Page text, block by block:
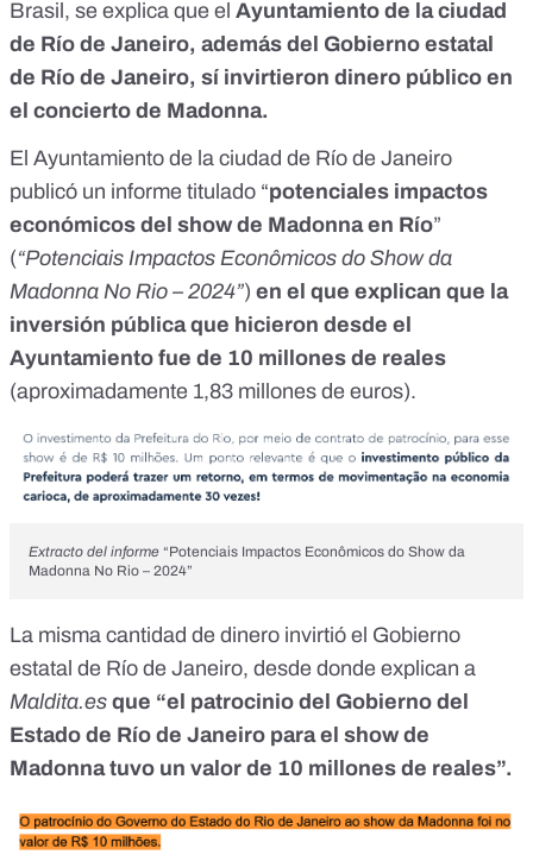
Brasil, se explica que el Ayuntamiento de la ciudad
de Río de Janeiro, además del Gobierno estatal
de Río de Janeiro, sí invirtieron dinero público en
el concierto de Madonna.
El Ayuntamiento de la ciudad de Río de Janeiro
publicó un informe titulado “potenciales impactos
económicos del show de Madonna en Río”
(“Potenciais Impactos Econômicos do Show da
Madonna No Rio – 2024”) en el que explican que la
inversión pública que hicieron desde el
Ayuntamiento fue de 10 millones de reales
(aproximadamente 1,83 millones de euros).
Extracto del informe “Potenciais Impactos Econômicos do Show da
Madonna No Rio – 2024”
La misma cantidad de dinero invirtió el Gobierno
estatal de Río de Janeiro, desde donde explican a
Maldita.es que “el patrocinio del Gobierno del
Estado de Río de Janeiro para el show de
Madonna tuvo un valor de 10 millones de reales”.